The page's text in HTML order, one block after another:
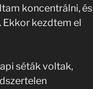
koncentrálni, és
Ekkor kezdtem el
séták voltak,